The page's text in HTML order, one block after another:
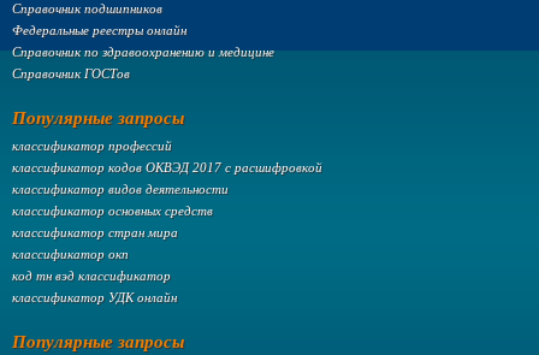
Справочник подшипников
Федеральные реестры онлайн
Справочник по здравоохранению и медицине
Справочник ГОСТов
Популярные запросы
классификатор профессий
классификатор кодов ОКВЭД 2017 с расшифровкой
классификатор видов деятельности
классификатор основных средств
классификатор стран мира
классификатор окп
код тн вэд классификатор
классификатор УДК онлайн
Популярные запросы